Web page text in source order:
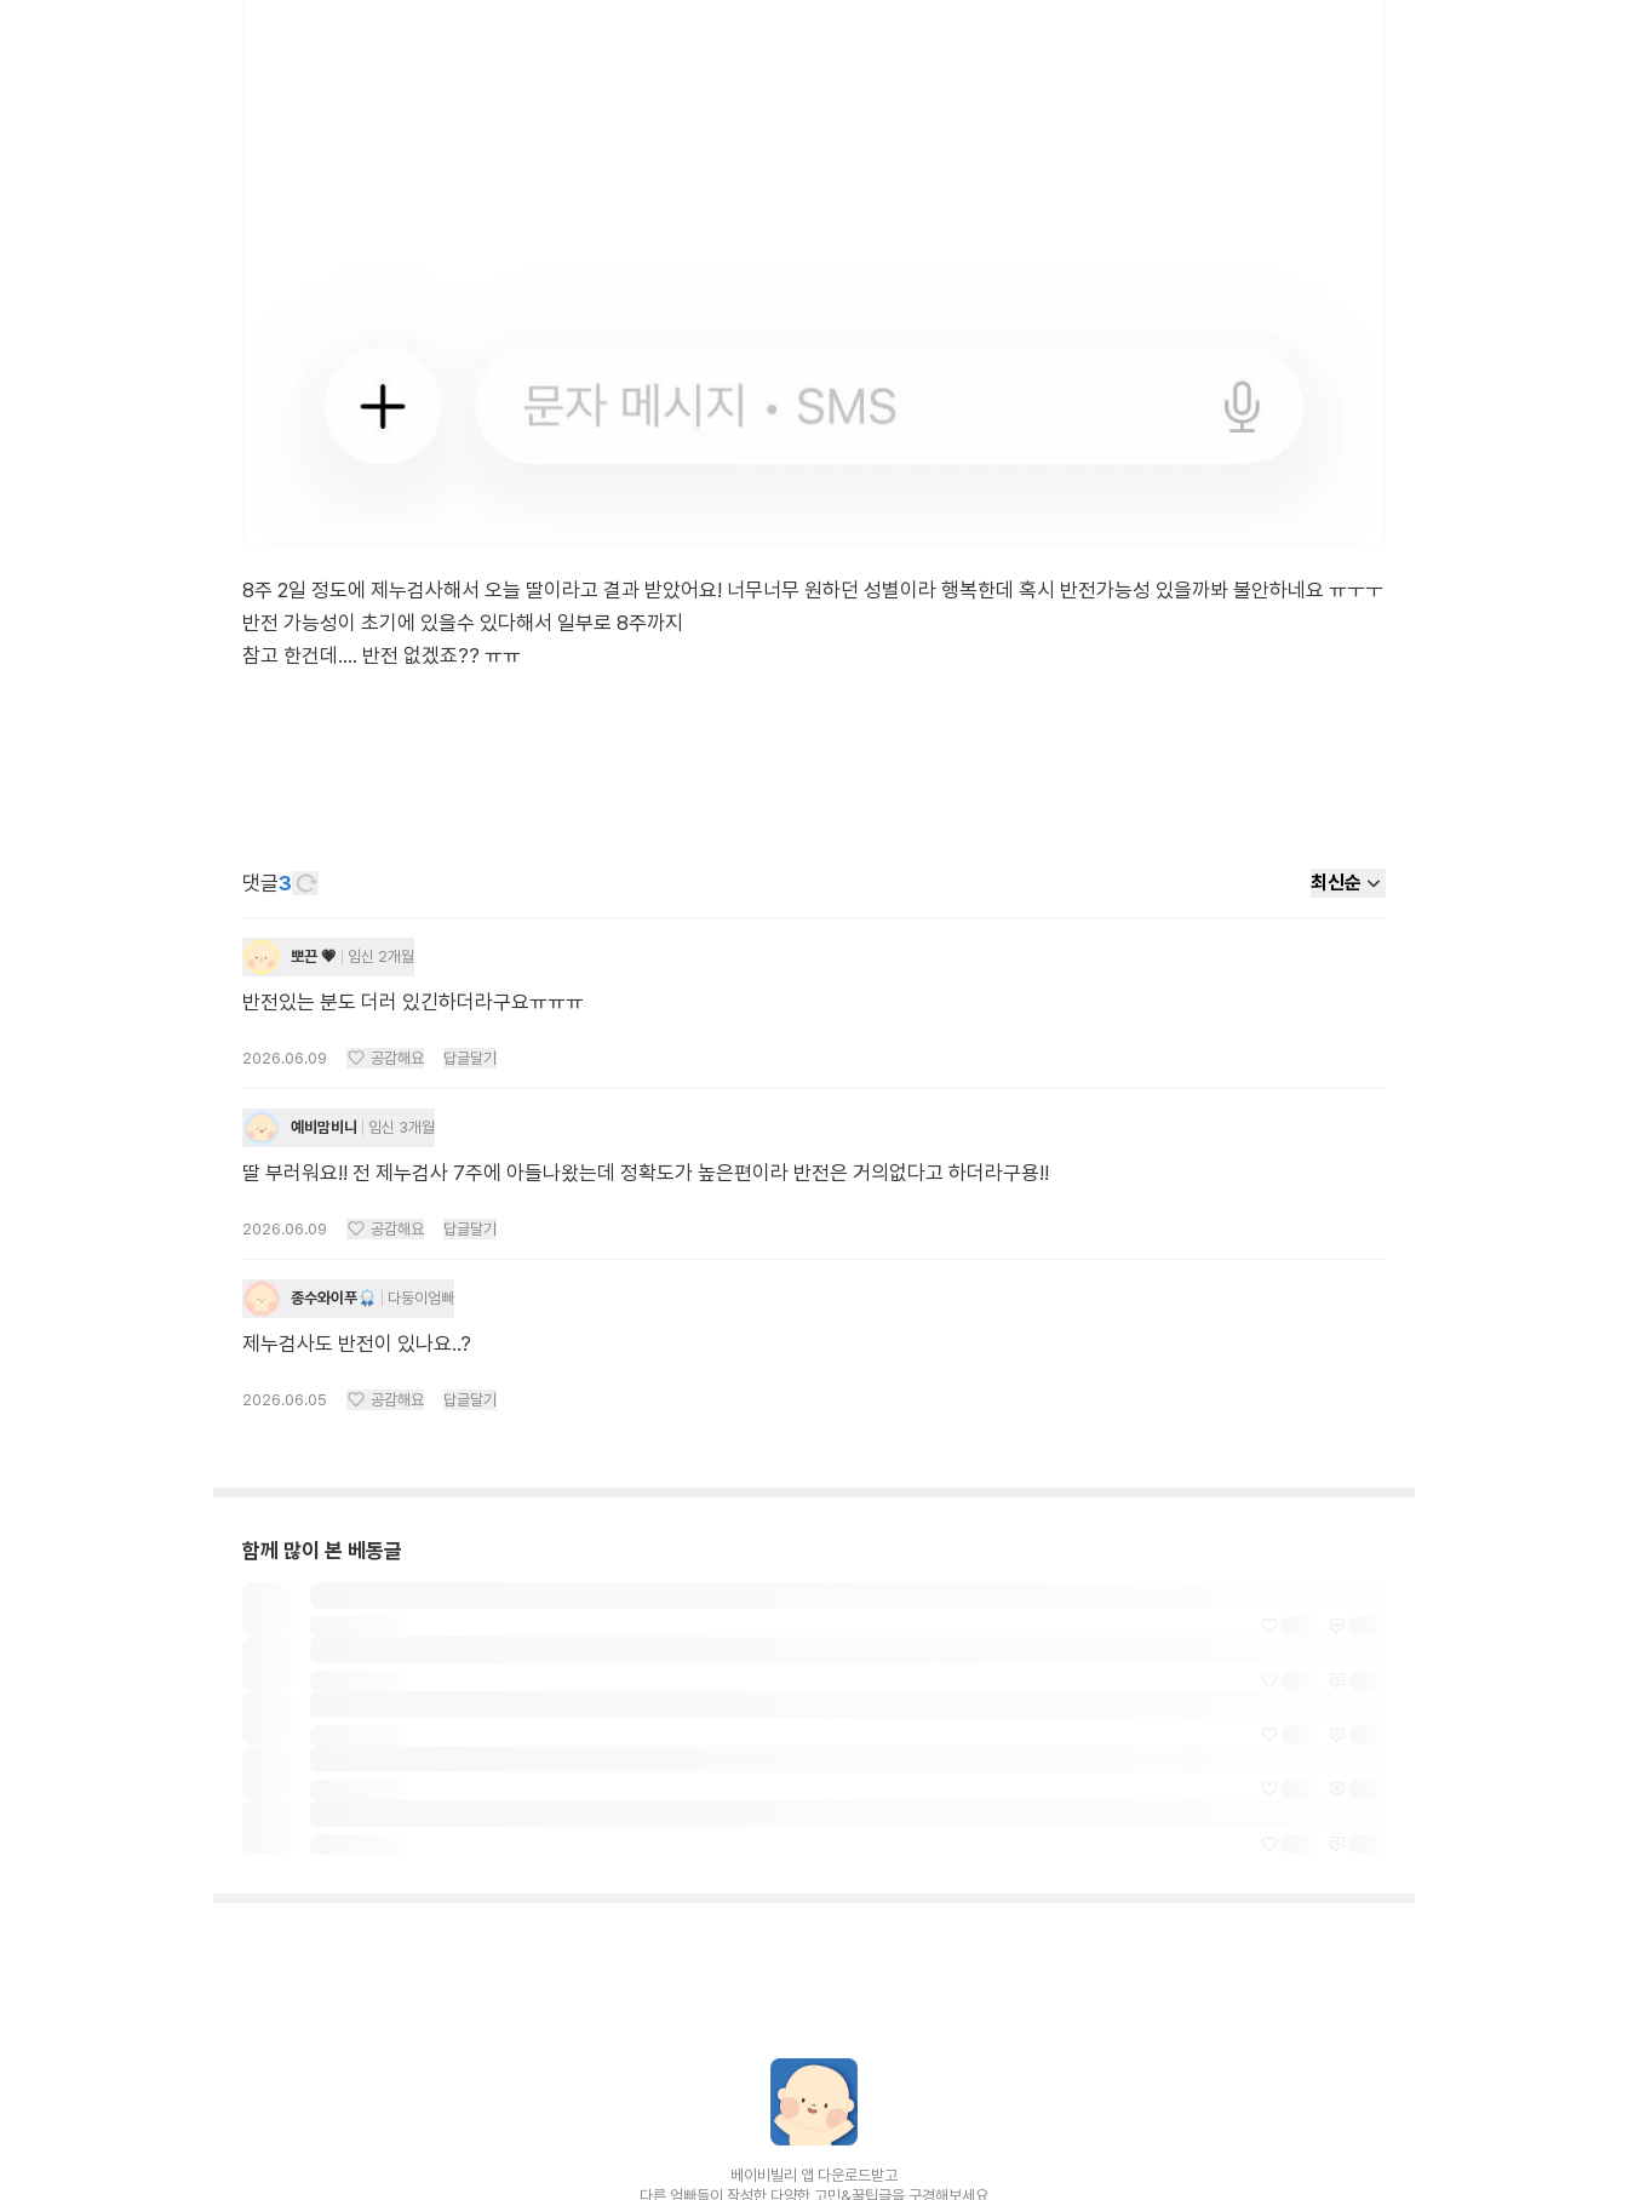
8주 2일 정도에 제누검사해서 오늘 딸이라고 결과 받았어요! 너무너무 원하던 성별이라 행복한데 혹시 반전가능성 있을까봐 불안하네요 ㅠㅜㅜ
반전 가능성이 초기에 있을수 있다해서 일부로 8주까지
참고 한건데.... 반전 없겠죠?? ㅠㅠ
댓글3 최신순
뽀끈 💗 임신 2개월
반전있는 분도 더러 있긴하더라구요ㅠㅠㅠ
2026.06.09 공감해요 답글달기
예비맘비니 임신 3개월
딸 부러워요!! 전 제누검사 7주에 아들나왔는데 정확도가 높은편이라 반전은 거의없다고 하더라구용!!
2026.06.09 공감해요 답글달기
종수와이푸 다둥이엄빠
제누검사도 반전이 있나요..?
2026.06.05 공감해요 답글달기
함께 많이 본 베동글
베이비빌리 앱 다운로드받고
다른 엄빠들이 작성한 다양한 고민&꿀팁글을 구경해보세요